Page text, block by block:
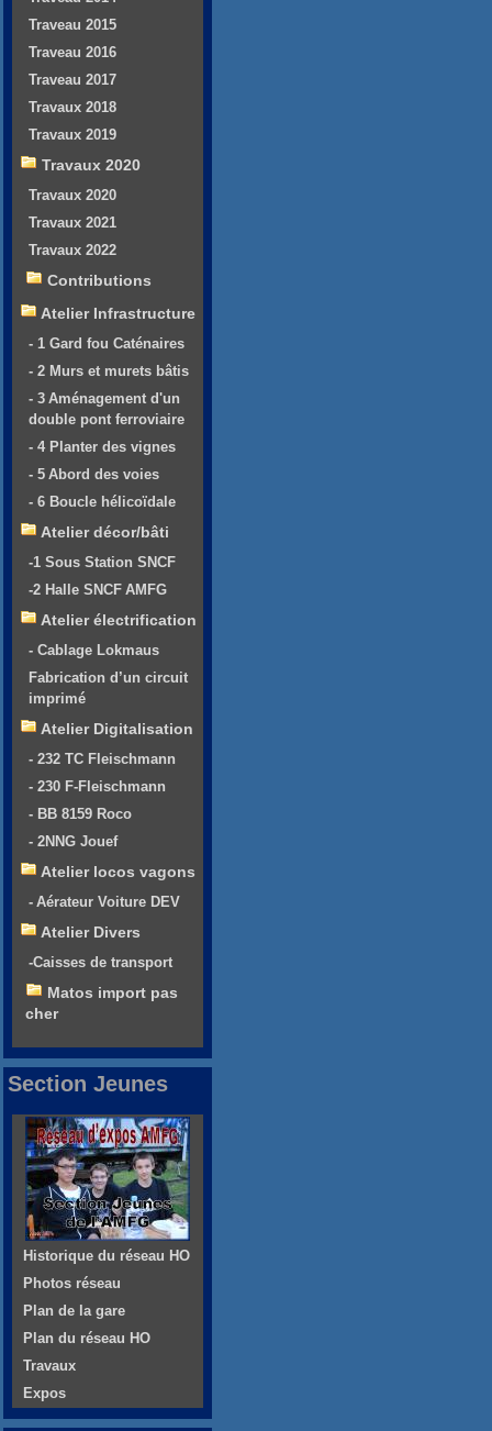
Traveau 2015
Traveau 2016
Traveau 2017
Travaux 2018
Travaux 2019
Travaux 2020
Travaux 2020
Travaux 2021
Travaux 2022
Contributions
Atelier Infrastructure
- 1 Gard fou Caténaires
- 2 Murs et murets bâtis
- 3 Aménagement d'un
double pont ferroviaire
- 4 Planter des vignes
- 5 Abord des voies
- 6 Boucle hélicoïdale
Atelier décor/bâti
-1 Sous Station SNCF
-2 Halle SNCF AMFG
Atelier électrification
- Cablage Lokmaus
Fabrication d’un circuit
imprimé
Atelier Digitalisation
- 232 TC Fleischmann
- 230 F-Fleischmann
- BB 8159 Roco
- 2NNG Jouef
Atelier locos vagons
- Aérateur Voiture DEV
Atelier Divers
-Caisses de transport
Matos import pas
cher
Section Jeunes
Historique du réseau HO
Photos réseau
Plan de la gare
Plan du réseau HO
Travaux
Expos